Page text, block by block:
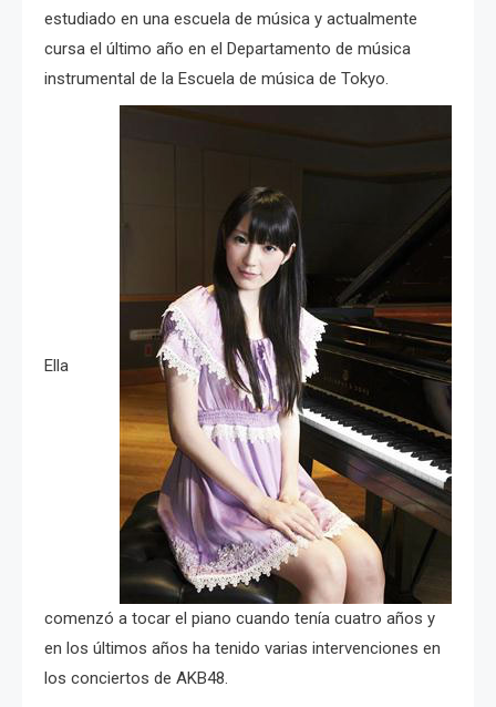
estudiado en una escuela de música y actualmente
cursa el último año en el Departamento de música
instrumental de la Escuela de música de Tokyo.
Ella
comenzó a tocar el piano cuando tenía cuatro años y
en los últimos años ha tenido varias intervenciones en
los conciertos de AKB48.